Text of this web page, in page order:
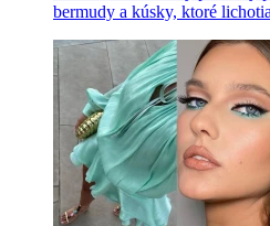
bermudy a kúsky, ktoré